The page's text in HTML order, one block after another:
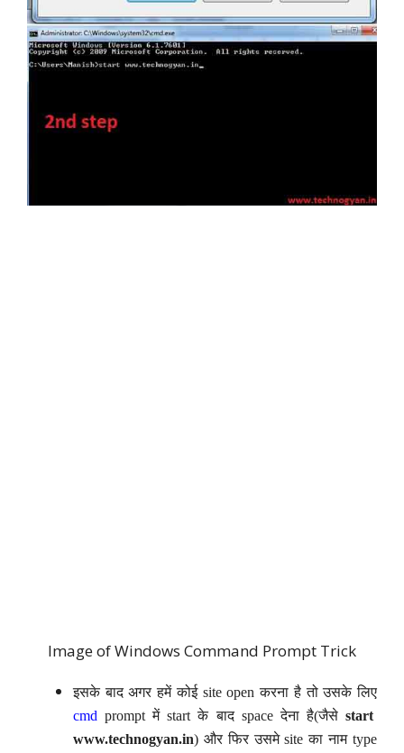
Image of Windows Command Prompt Trick
इसके बाद अगर हमें कोई site open करना है तो उसके लिए
cmd prompt में start के बाद space देना है(जैसेstart
www.technogyan.in) और फिर उसमे site का नाम type